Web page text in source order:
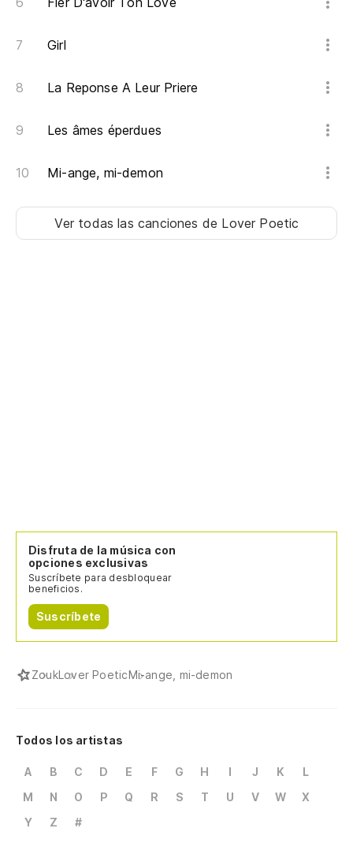
Girl
La Reponse A Leur Priere
Les âmes éperdues
Mi-ange, mi-demon
Ver todas las canciones de Lover Poetic
Disfruta de la música con
opciones exclusivas
Suscríbete para desbloquear
beneficios.
Suscríbete
ZoukLover PoeticMi-ange, mi-demon
Todos los artistas
A B C D E F G H I J K
L
M
N O P Q R S T U V W
X
Y
Z #